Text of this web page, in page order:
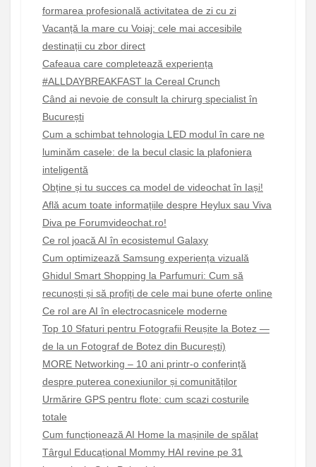
formarea profesională activitatea de zi cu zi
Vacanță la mare cu Voiaj: cele mai accesibile
destinații cu zbor direct
Cafeaua care completează experiența
#ALLDAYBREAKFAST la Cereal Crunch
Când ai nevoie de consult la chirurg specialist în
București
Cum a schimbat tehnologia LED modul în care ne
luminăm casele: de la becul clasic la plafoniera
inteligentă
Obține și tu succes ca model de videochat în Iași!
Află acum toate informațiile despre Heylux sau Viva
Diva pe Forumvideochat.ro!
Ce rol joacă AI în ecosistemul Galaxy
Cum optimizează Samsung experiența vizuală
Ghidul Smart Shopping la Parfumuri: Cum să
recunoști și să profiți de cele mai bune oferte online
Ce rol are AI în electrocasnicele moderne
Top 10 Sfaturi pentru Fotografii Reușite la Botez —
de la un Fotograf de Botez din București)
MORE Networking – 10 ani printr-o conferință
despre puterea conexiunilor și comunităților
Urmărire GPS pentru flote: cum scazi costurile
totale
Cum funcționează AI Home la mașinile de spălat
Târgul Educațional Mommy HAI revine pe 31